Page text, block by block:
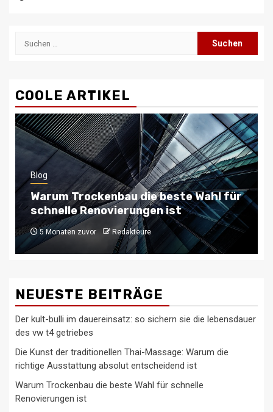
Suchen
COOLE ARTIKEL
Blog
Typische getriebekrankheiten bei
opel-modellen und deren behebung
6 Monaten zuvor Redakteure
NEUESTE BEITRÄGE
Der kult-bulli im dauereinsatz: so sichern sie die lebensdauer
des vw t4 getriebes
Die Kunst der traditionellen Thai-Massage: Warum die
richtige Ausstattung absolut entscheidend ist
Warum Trockenbau die beste Wahl für schnelle
Renovierungen ist